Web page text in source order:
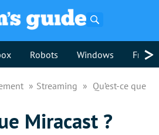
Robots Windows >
Streaming
Qu’est-ce que
Miracast ?